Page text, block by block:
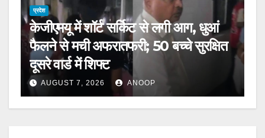
प्रदेश
केजीएमयू में शॉर्ट सर्किट से लगी आग, धुआं
फैलने से मची अफरातफरी; 50 बच्चे सुरक्षित
दूसरे वार्ड में शिफ्ट
AUGUST 7, 2026 ANOOP